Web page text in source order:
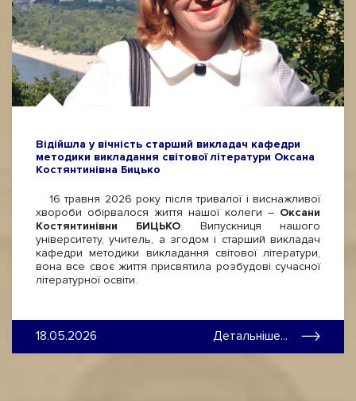
Відійшла у вічність старший викладач кафедри
методики викладання світової літератури Оксана
Костянтинівна Бицько
16 травня 2026 року після тривалої і виснажливої
хвороби обірвалося життя нашої колеги – Оксани
Костянтинівни БИЦЬКО. Випускниця нашого
університету, учитель, а згодом і старший викладач
кафедри методики викладання світової літератури,
вона все своє життя присвятила розбудові сучасної
літературної освіти.
18.05.2026 Детальніше...